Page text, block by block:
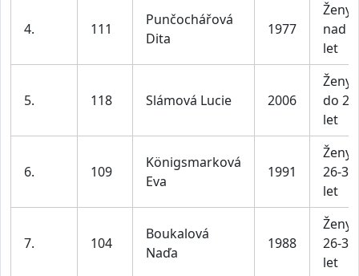
4. 111
Punčochářová
Dita
1977
Ženy
nad
let
5. 118 Slámová Lucie 2006
Ženy
do 25
let
6. 109
Königsmarková
Eva
1991
Ženy
26-35
let
7. 104
Boukalová
Naďa
1988
Ženy
26-35
let